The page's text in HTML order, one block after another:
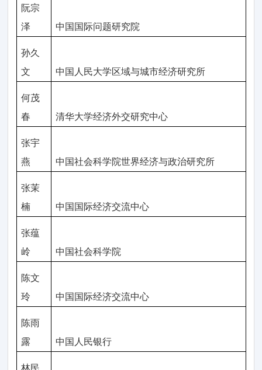
阮宗
泽
中国国际问题研究院
孙久
文
中国人民大学区域与城市经济研究所
何茂
春
清华大学经济外交研究中心
张宇
燕
中国社会科学院世界经济与政治研究所
张茉
楠
中国国际经济交流中心
张蕴
岭
中国社会科学院
陈文
玲
中国国际经济交流中心
陈雨
露
中国人民银行